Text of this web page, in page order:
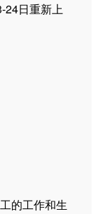
24日重新上
的工作和生